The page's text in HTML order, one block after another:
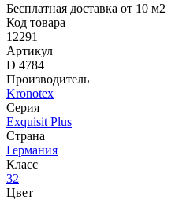
Бесплатная доставка от 10 м2
Код товара
12291
Артикул
D 4784
Производитель
Kronotex
Серия
Exquisit Plus
Страна
Германия
Класс
32
Цвет